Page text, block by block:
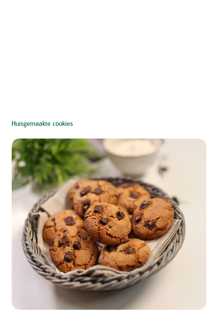
Huisgemaakte cookies